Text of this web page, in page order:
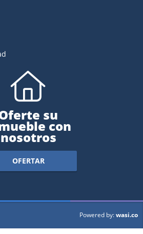
su
con
nosotros
OFERTAR
Powered by:wasi.co